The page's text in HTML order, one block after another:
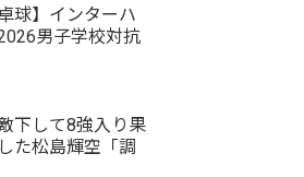
卓球】インターハ
男子学校対抗
下して8強入り果
た松島輝空「調